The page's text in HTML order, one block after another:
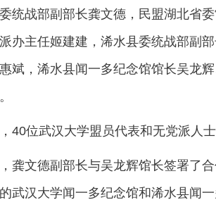
战部副部长龚文德，民盟湖北省委
办主任姬建建，浠水县委统战部副
斌，浠水县闻一多纪念馆馆长吴龙
位武汉大学盟员代表和无党派人士
文德副部长与吴龙辉馆长签署了合
武汉大学闻一多纪念馆和浠水县闻